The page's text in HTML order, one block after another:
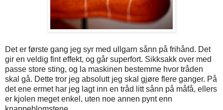
Det er første gang jeg syr med ullgarn sånn på frihånd. Det
gir en veldig fint effekt, og går superfort. Sikksakk over med
passe store sting, og la maskinen bestemme hvor tråden
skal gå. Dette tror jeg absolutt jeg skal gjøre flere ganger. På
det ene ermet har jeg lagt inn en tråd litt sånn på måfå, ellers
er kjolen meget enkel, uten noe annen pynt enn